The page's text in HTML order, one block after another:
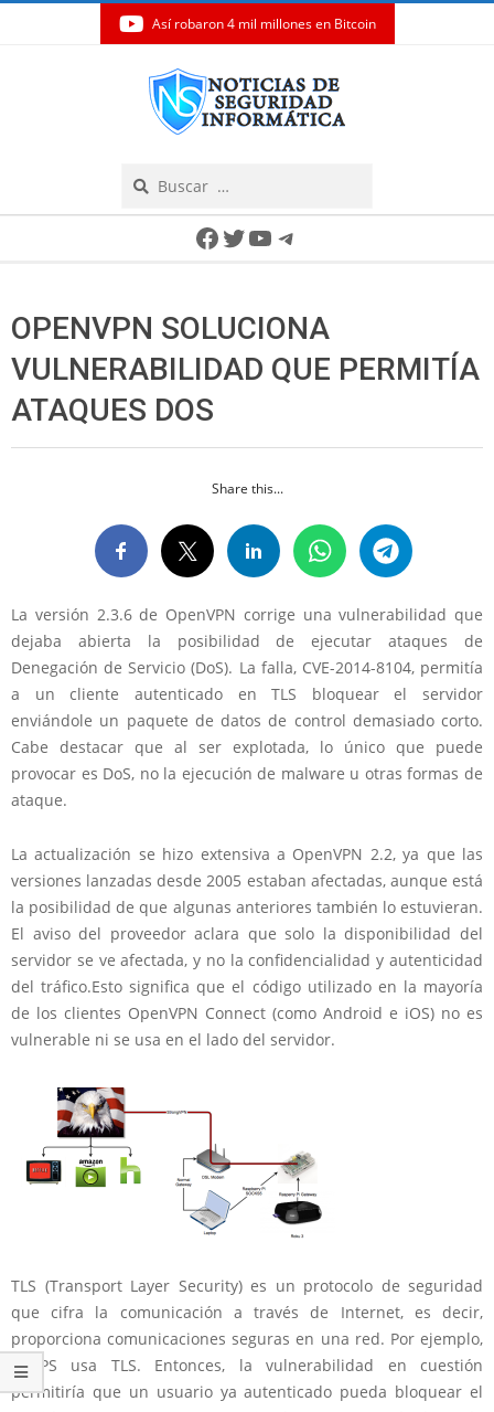
Así robaron 4 mil millones en Bitcoin
Facebook
Twitter
YouTube
Telegram
OPENVPN SOLUCIONA
VULNERABILIDAD QUE PERMITÍA
ATAQUES DOS
Share this...
La versión 2.3.6 de OpenVPN corrige una vulnerabilidad que
dejaba abierta la posibilidad de ejecutar ataques de
Denegación de Servicio (DoS). La falla, CVE-2014-8104, permitía
a un cliente autenticado en TLS bloquear el servidor
enviándole un paquete de datos de control demasiado corto.
Cabe destacar que al ser explotada, lo único que puede
provocar es DoS, no la ejecución de malware u otras formas de
ataque.
La actualización se hizo extensiva a OpenVPN 2.2, ya que las
versiones lanzadas desde 2005 estaban afectadas, aunque está
la posibilidad de que algunas anteriores también lo estuvieran.
El aviso del proveedor aclara que solo la disponibilidad del
servidor se ve afectada, y no la confidencialidad y autenticidad
del tráfico.Esto significa que el código utilizado en la mayoría
de los clientes OpenVPN Connect (como Android e iOS) no es
vulnerable ni se usa en el lado del servidor.
TLS (Transport Layer Security) es un protocolo de seguridad
que cifra la comunicación a través de Internet, es decir,
proporciona comunicaciones seguras en una red. Por ejemplo,
HTTPS usa TLS. Entonces, la vulnerabilidad en cuestión
permitiría que un usuario ya autenticado pueda bloquear el